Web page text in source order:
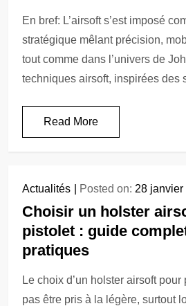
En bref: L’airsoft s’est imposé
stratégique mêlant précision,
tout comme dans l’univers de
techniques airsoft, inspirées des
Read More
Actualités Posted on: 28 janvier
Choisir un holster
pistolet : guide
pratiques
Le choix d’un holster airsoft
pas être pris à la légère, surtout